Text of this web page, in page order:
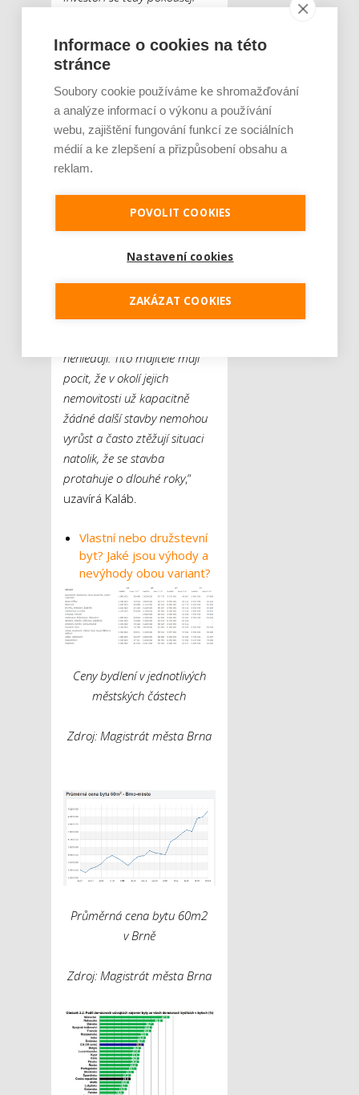
současným trendům už
vůbec neodpovídá. Druhým
územních a stavebních řízení,
jež prodlužuje přípravnou
fázi staveb na pět let, někdy i
na delší dobu. Pokud
budeme považovat za
rozumnou dobu pro
přípravu dva roky, snadno
projekty mají za trhem tříleté
nezanedbatelnou potíží jsou
obyvatelé Brna, kteří v Brně
nehledají. Tito majitelé mají
pocit, že v okolí jejich
nemovitosti už kapacitně
žádné další stavby nemohou
vyrůst a často ztěžují situaci
natolik, že se stavba
protahuje o dlouhé roky,“
uzavírá Kaláb.
Vlastní nebo družstevní
byt? Jaké jsou výhody a
nevýhody obou variant?
Ceny bydlení v jednotlivých
městských částech
Zdroj: Magistrát města Brna
Průměrná cena bytu 60m2
v Brně
Zdroj: Magistrát města Brna
Informace o cookies na této
stránce
Soubory cookie používáme ke shromažďování
a analýze informací o výkonu a používání
webu, zajištění fungování funkcí ze sociálních
médií a ke zlepšení a přizpůsobení obsahu a
reklam.
POVOLIT COOKIES
Nastavení cookies
ZAKÁZAT COOKIES